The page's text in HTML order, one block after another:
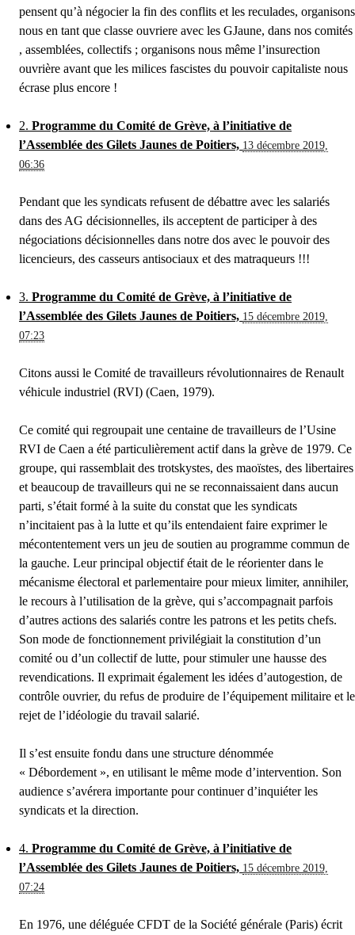
pensent qu’à négocier la fin des conflits et les reculades, organisons
nous en tant que classe ouvriere avec les GJaune, dans nos comités
, assemblées, collectifs ; organisons nous même l’insurection
ouvrière avant que les milices fascistes du pouvoir capitaliste nous
écrase plus encore !
2. Programme du Comité de Grève, à l’initiative de
l’Assemblée des Gilets Jaunes de Poitiers, 13 décembre 2019,
06:36
Pendant que les syndicats refusent de débattre avec les salariés
dans des AG décisionnelles, ils acceptent de participer à des
négociations décisionnelles dans notre dos avec le pouvoir des
licencieurs, des casseurs antisociaux et des matraqueurs !!!
3. Programme du Comité de Grève, à l’initiative de
l’Assemblée des Gilets Jaunes de Poitiers, 15 décembre 2019,
07:23
Citons aussi le Comité de travailleurs révolutionnaires de Renault
véhicule industriel (RVI) (Caen, 1979).
Ce comité qui regroupait une centaine de travailleurs de l’Usine
RVI de Caen a été particulièrement actif dans la grève de 1979. Ce
groupe, qui rassemblait des trotskystes, des maoïstes, des libertaires
et beaucoup de travailleurs qui ne se reconnaissaient dans aucun
parti, s’était formé à la suite du constat que les syndicats
n’incitaient pas à la lutte et qu’ils entendaient faire exprimer le
mécontentement vers un jeu de soutien au programme commun de
la gauche. Leur principal objectif était de le réorienter dans le
mécanisme électoral et parlementaire pour mieux limiter, annihiler,
le recours à l’utilisation de la grève, qui s’accompagnait parfois
d’autres actions des salariés contre les patrons et les petits chefs.
Son mode de fonctionnement privilégiait la constitution d’un
comité ou d’un collectif de lutte, pour stimuler une hausse des
revendications. Il exprimait également les idées d’autogestion, de
contrôle ouvrier, du refus de produire de l’équipement militaire et le
rejet de l’idéologie du travail salarié.
Il s’est ensuite fondu dans une structure dénommée
« Débordement », en utilisant le même mode d’intervention. Son
audience s’avérera importante pour continuer d’inquiéter les
syndicats et la direction.
4. Programme du Comité de Grève, à l’initiative de
l’Assemblée des Gilets Jaunes de Poitiers, 15 décembre 2019,
07:24
En 1976, une déléguée CFDT de la Société générale (Paris) écrit